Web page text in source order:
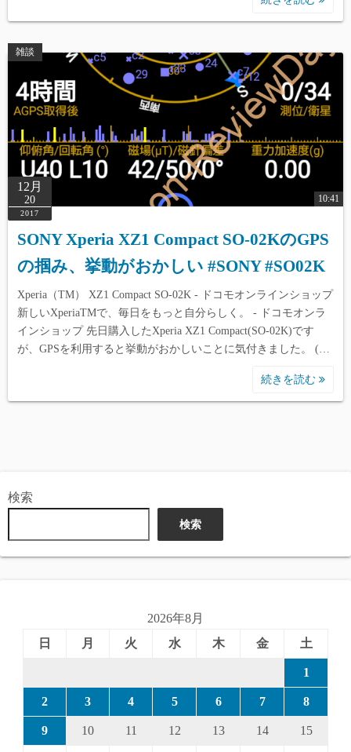
雑談
12月
20
2017
10:41
SONY Xperia XZ1 Compact SO-02KのGPS
の掴み、挙動がおかしい #SONY #SO02K
Xperia（TM） XZ1 Compact SO-02K - ドコモオンラインショップ
新しいXperiaTMで、毎日をもっと自分らしく。 - ドコモオンラ
インショップ 先日購入したXperia XZ1 Compact(SO-02K)です
が、GPSを利用すると挙動がおかしいことに気付きました。 (…
続きを読む
検索
検索
2026年8月
日
月 火 水 木 金 土
1
2 3 4 5 6 7 8
9 10 11 12 13 14 15